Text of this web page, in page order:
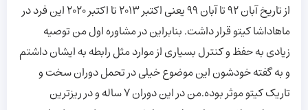
از تاریخ آبان 92 تا آبان 99 یعنی اکتبر ۲۰۱۳ تا اکتبر ۲۰۲۰ این فرد در
ماهاداشا کیتو قرار داشت. بنابراین در مشاوره اول من توصیه
زیادی به حفظ و کنترل بسیاری از موارد مثل رابطه به ایشان داشتم
و به گفته خودشون این موضوع خیلی در تحمل دوران سخت و
تاریک کیتو موثر بوده.من در این دوران ۷ ساله و در ریزترین